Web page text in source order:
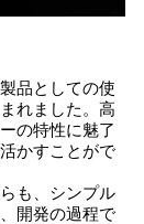
品としての使
れました。高
の特性に魅了
かすことがで
も、シンプル
開発の過程で